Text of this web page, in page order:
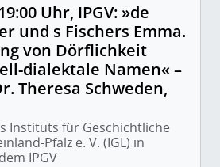
Uhr, IPGV: »de
und s Fischers Emma.
von Dörflichkeit
dialektale Namen« –
Theresa Schweden,
Instituts für Geschichtliche
Pfalz e. V. (IGL) in
IPGV